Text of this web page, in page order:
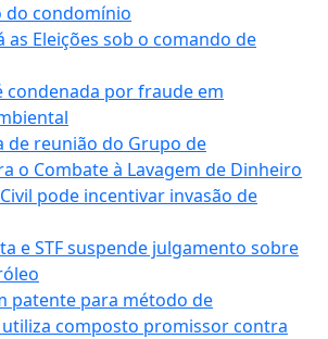
do condomínio
as Eleições sob o comando de
condenada por fraude em
de reunião do Grupo de
o Combate à Lavagem de Dinheiro
pode incentivar invasão de
e STF suspende julgamento sobre
patente para método de
composto promissor contra